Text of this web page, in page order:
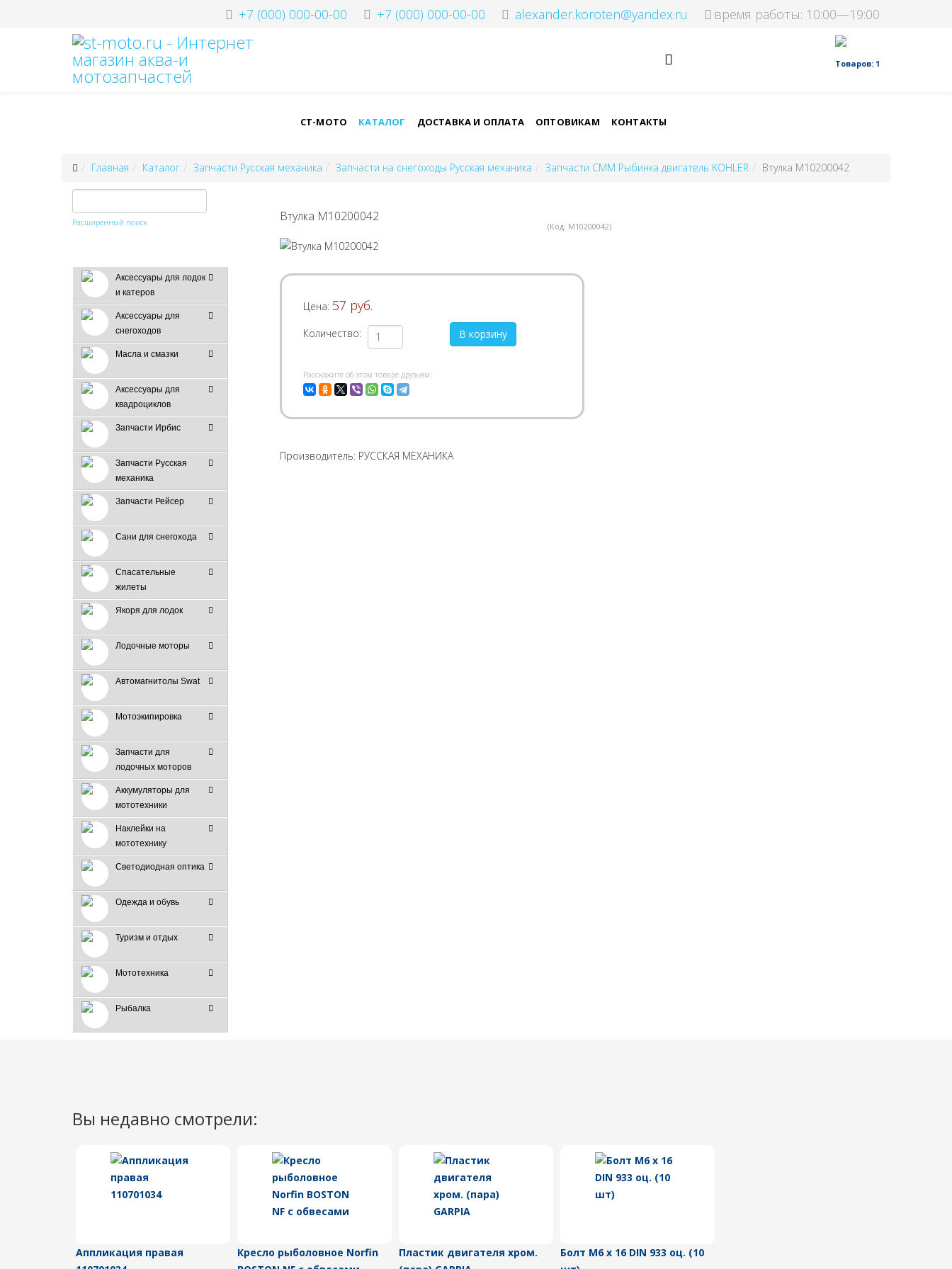
+7 (000) 000-00-00 +7 (000) 000-00-00 alexander.koroten@yandex.ru время работы: 10:00—19:00
СТ-МОТО КАТАЛОГ ДОСТАВКА И ОПЛАТА ОПТОВИКАМ КОНТАКТЫ
Товаров: 1
Главная Каталог Запчасти Русская механика Запчасти на снегоходы Русская механика Запчасти СММ Рыбинка двигатель KOHLER Втулка M10200042
Расширенный поиск
Аксессуары для лодок
и катеров
Аксессуары для
снегоходов
Масла и смазки
Аксессуары для
квадроциклов
Запчасти Ирбис
Запчасти Русская
механика
Запчасти Рейсер
Сани для снегохода
Спасательные
жилеты
Якоря для лодок
Лодочные моторы
Автомагнитолы Swat
Мотоэкипировка
Запчасти для
лодочных моторов
Аккумуляторы для
мототехники
Наклейки на
мототехнику
Светодиодная оптика
Одежда и обувь
Туризм и отдых
Мототехника
Рыбалка
Втулка M10200042
(Код: M10200042)
Цена: 57 руб.
Количество:
Pасскажите об этом товаре друзьям:
Производитель: РУССКАЯ МЕХАНИКА
Вы недавно смотрели:
Аппликация правая
Кресло рыболовное Norfin
Пластик двигателя хром.
Болт M6 x 16 DIN 933 оц. (10